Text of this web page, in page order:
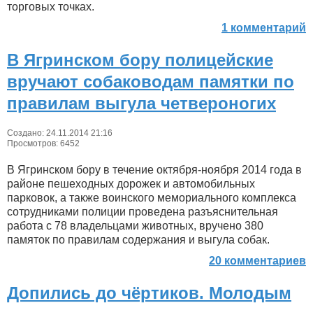
торговых точках.
1 комментарий
В Ягринском бору полицейские
вручают собаководам памятки по
правилам выгула четвероногих
Создано: 24.11.2014 21:16
Просмотров: 6452
В Ягринском бору в течение октября-ноября 2014 года в
районе пешеходных дорожек и автомобильных
парковок, а также воинского мемориального комплекса
сотрудниками полиции проведена разъяснительная
работа с 78 владельцами животных, вручено 380
памяток по правилам содержания и выгула собак.
20 комментариев
Допились до чёртиков. Молодым